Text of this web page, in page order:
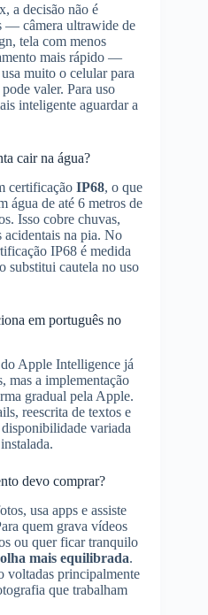
a decisão não é
— câmera ultrawide de
tela com menos
mais rápido —
muito o celular para
valer. Para uso
inteligente aguardar a
cair na água?
certificação IP68, o que
água de até 6 metros de
Isso cobre chuvas,
acidentais na pia. No
IP68 é medida
substitui cautela no uso
em português no
Apple Intelligence já
mas a implementação
gradual pela Apple.
reescrita de textos e
variada
devo comprar?
usa apps e assiste
quem grava vídeos
ou quer ficar tranquilo
mais equilibrada.
voltadas principalmente
que trabalham